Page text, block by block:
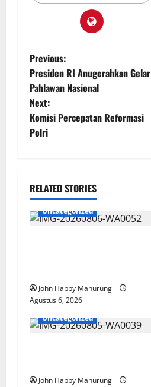
Previous:
Presiden RI Anugerahkan Gelar
Pahlawan Nasional
Next:
Komisi Percepatan Reformasi
Polri
RELATED STORIES
Uncategorized
John Happy Manurung
Agustus 6, 2026
Uncategorized
John Happy Manurung